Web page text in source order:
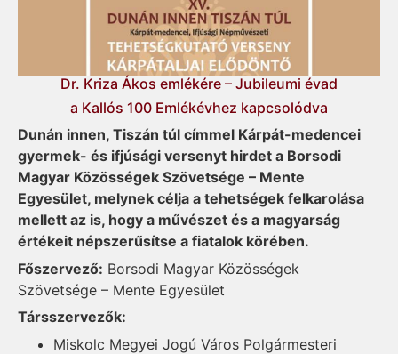
Dr. Kriza Ákos emlékére – Jubileumi évad
a Kallós 100 Emlékévhez kapcsolódva
Dunán innen, Tiszán túl címmel Kárpát-medencei
gyermek- és ifjúsági versenyt hirdet a Borsodi
Magyar Közösségek Szövetsége – Mente
Egyesület, melynek célja a tehetségek felkarolása
mellett az is, hogy a művészet és a magyarság
értékeit népszerűsítse a fiatalok körében.
Főszervező: Borsodi Magyar Közösségek
Szövetsége – Mente Egyesület
Társszervezők:
Miskolc Megyei Jogú Város Polgármesteri